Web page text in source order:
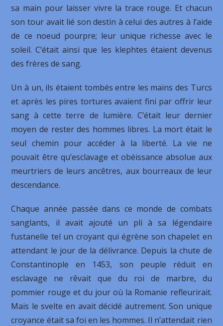
sa main pour laisser vivre la trace rouge. Et chacun
son tour avait lié son destin à celui des autres à l’aide
de ce noeud pourpre; leur unique richesse avec le
soleil. C’était ainsi que les klephtes étaient devenus
des frères de sang.
Un à un, ils étaient tombés entre les mains des Turcs
et après les pires tortures avaient fini par offrir leur
sang à cette terre de lumière. C’était leur dernier
moyen de rester des hommes libres. La mort était le
seul chemin pour accéder à la liberté. La vie ne
pouvait être qu’esclavage et obéissance absolue aux
meurtriers de leurs ancêtres, aux bourreaux de leur
descendance.
Chaque année passée dans ce monde de combats
sanglants, il avait ajouté un pli à sa légendaire
fustanelle tel un croyant qui égrène son chapelet en
attendant le jour de la délivrance. Depuis la chute de
Constantinople en 1453, son peuple réduit en
esclavage ne rêvait que du roi de marbre, du
pommier rouge et du jour où la Romanie refleurirait.
Mais le svelte en avait décidé autrement. Son unique
croyance était sa foi en les hommes. Il n’attendait rien